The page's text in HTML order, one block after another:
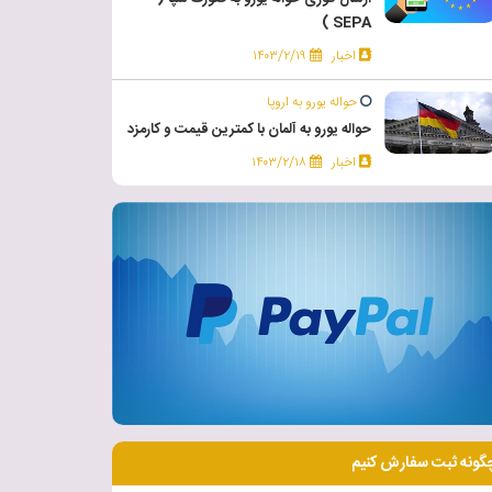
SEPA )
اخبار ۱۴۰۳/۲/۱۹
حواله یورو به اروپا
حواله یورو به آلمان با کمترین قیمت و کارمزد
اخبار ۱۴۰۳/۲/۱۸
ثبت سفارش کنیم